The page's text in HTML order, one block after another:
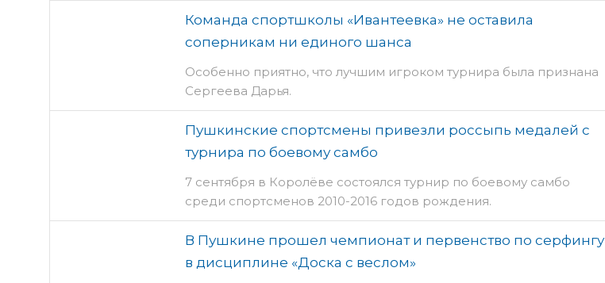
Команда спортшколы «Ивантеевка» не оставила
соперникам ни единого шанса
Особенно приятно, что лучшим игроком турнира была признана
Сергеева Дарья.
Пушкинские спортсмены привезли россыпь медалей с
турнира по боевому самбо
7 сентября в Королёве состоялся турнир по боевому самбо
среди спортсменов 2010-2016 годов рождения.
В Пушкине прошел чемпионат и первенство по серфингу
в дисциплине «Доска с веслом»